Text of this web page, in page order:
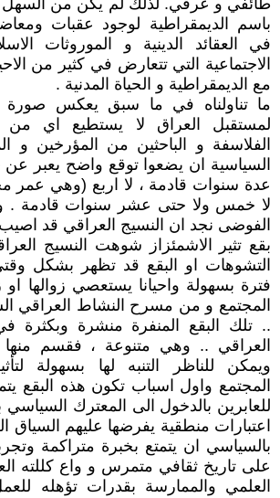
طائفي و عرقي. لذلك لم يكن من السهل
باسم الديمقراطية لوجود عقبات
في العقائد الدينية و الموروثات
الاجتماعية التي تتعارض في كثير من
مع الديمقراطية و الحياة المدنية .
ما تناولناه في ما سبق يعكس صورة
لمستقبل العراق لا يستطيع اي من
الفلاسفة و الباحثين من المؤرخين و
السياسية ان يضعوا توقع واضح يعبر عن
عدة سنوات قادمة ، لا اربع (وهي عمر
لا خمس ولا حتى عشر سنوات قادمة
الفوضى نجد ان النسيج العراقي قد
بقع تثير الاشمئزاز شوهت النسيج
التشوهات او البقع قد تظهر بشكل
فترة بسهولة واحيانا يستعصي زوالها او
المجتمع و من مسرح النشاط العراقي
.. تلك البقع المنفرة منشرة وبكثرة
العراقي .. وهي متنوعة ، فقسم
ويمكن للناظر التنبه لها بسهولة
المجتمع واول اسباب تكون هذه البقع
للعابرين بالدخول الى المعترك
اعتبارات منطقية يفرضها عليهم السياق
بالسياسي ان يتمتع بخبرة متراكمة
على تاريخ ثقافي متمرس و واع كللته
العلمي والممارسة بقدرات تؤهله